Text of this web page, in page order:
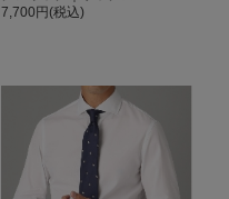
7,700円(税込)